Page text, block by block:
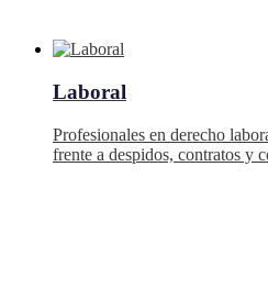
Laboral
Profesionales en derecho
frente a despidos, contratos y